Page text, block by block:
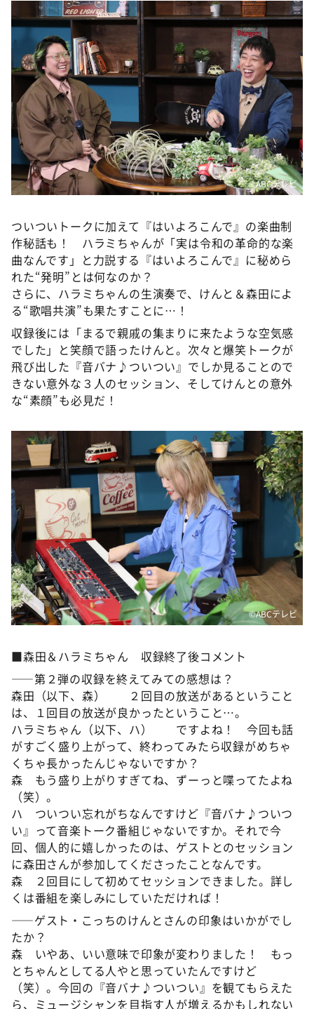
©️ABCテレビ
ついついトークに加えて『はいよろこんで』の楽曲制
作秘話も！ ハラミちゃんが「実は令和の革命的な楽
曲なんです」と力説する『はいよろこんで』に秘めら
れた“発明”とは何なのか？
さらに、ハラミちゃんの生演奏で、けんと＆森田によ
る“歌唱共演”も果たすことに…！
収録後には「まるで親戚の集まりに来たような空気感
でした」と笑顔で語ったけんと。次々と爆笑トークが
飛び出した『音バナ♪ついつい』でしか見ることので
きない意外な３人のセッション、そしてけんとの意外
な“素顔”も必見だ！
©️ABCテレビ
■森田＆ハラミちゃん 収録終了後コメント
――第２弾の収録を終えてみての感想は？
森田（以下、森） ２回目の放送があるということ
は、１回目の放送が良かったということ…。
ハラミちゃん（以下、ハ） ですよね！ 今回も話
がすごく盛り上がって、終わってみたら収録がめちゃ
くちゃ長かったんじゃないですか？
森 もう盛り上がりすぎてね、ずーっと喋ってたよね
（笑）。
ハ ついつい忘れがちなんですけど『音バナ♪ついつ
い』って音楽トーク番組じゃないですか。それで今
回、個人的に嬉しかったのは、ゲストとのセッション
に森田さんが参加してくださったことなんです。
森 ２回目にして初めてセッションできました。詳し
くは番組を楽しみにしていただければ！
――ゲスト・こっちのけんとさんの印象はいかがでし
たか？
森 いやあ、いい意味で印象が変わりました！ もっ
とちゃんとしてる人やと思っていたんですけど
（笑）。今回の『音バナ♪ついつい』を観てもらえた
ら、ミュージシャンを目指す人が増えるかもしれない